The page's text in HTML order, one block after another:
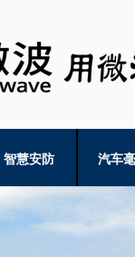
智慧安防 汽车